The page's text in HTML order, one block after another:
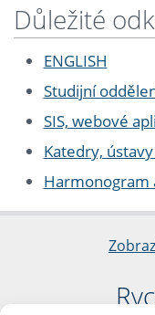
Důležité
ENGLISH
Studijní
SIS, webové
Katedry,
Harmonogram